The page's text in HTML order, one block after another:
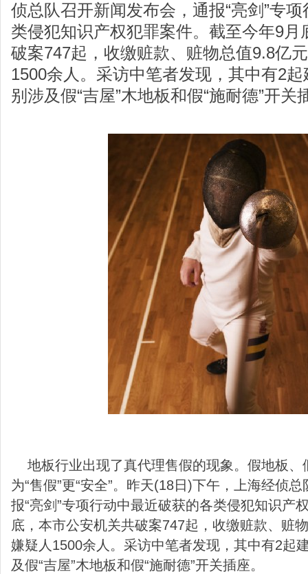
侦总队召开新闻发布会，通报“亮剑”专
类侵犯知识产权犯罪案件。截至今年9月
破案747起，收缴赃款、赃物总值9.8亿
1500余人。采访中笔者发现，其中有2
别涉及假“吉屋”木地板和假“施耐德”开关
地板行业出现了真代理售假的现象。假地板、
为“售假”更“安全”。昨天(18日)下午，上海经侦
报“亮剑”专项行动中最近破获的各类侵犯知识产
底，本市公安机关共破案747起，收缴赃款、赃
嫌疑人1500余人。采访中笔者发现，其中有2起
及假“吉屋”木地板和假“施耐德”开关插座。